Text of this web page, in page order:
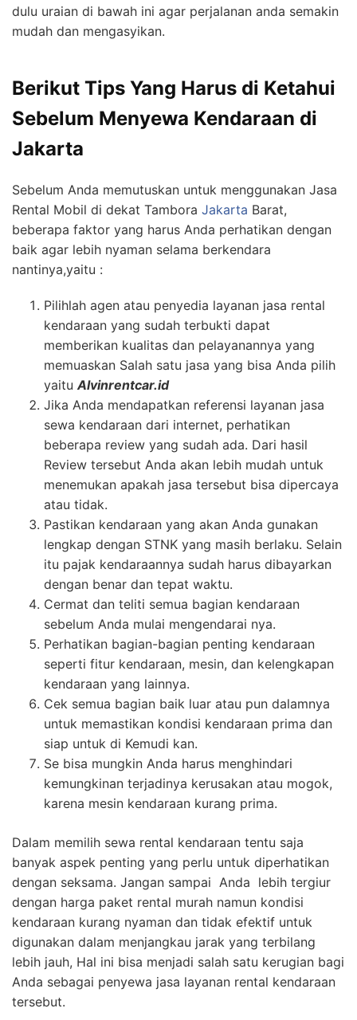
dulu uraian di bawah ini agar perjalanan anda semakin
mudah dan mengasyikan.
Berikut Tips Yang Harus di Ketahui
Sebelum Menyewa Kendaraan di
Jakarta
Sebelum Anda memutuskan untuk menggunakan Jasa
Rental Mobil di dekat Tambora Jakarta Barat,
beberapa faktor yang harus Anda perhatikan dengan
baik agar lebih nyaman selama berkendara
nantinya,yaitu :
Pilihlah agen atau penyedia layanan jasa rental
kendaraan yang sudah terbukti dapat
memberikan kualitas dan pelayanannya yang
memuaskan Salah satu jasa yang bisa Anda pilih
yaitu Alvinrentcar.id
Jika Anda mendapatkan referensi layanan jasa
sewa kendaraan dari internet, perhatikan
beberapa review yang sudah ada. Dari hasil
Review tersebut Anda akan lebih mudah untuk
menemukan apakah jasa tersebut bisa dipercaya
atau tidak.
Pastikan kendaraan yang akan Anda gunakan
lengkap dengan STNK yang masih berlaku. Selain
itu pajak kendaraannya sudah harus dibayarkan
dengan benar dan tepat waktu.
Cermat dan teliti semua bagian kendaraan
sebelum Anda mulai mengendarai nya.
Perhatikan bagian-bagian penting kendaraan
seperti fitur kendaraan, mesin, dan kelengkapan
kendaraan yang lainnya.
Cek semua bagian baik luar atau pun dalamnya
untuk memastikan kondisi kendaraan prima dan
siap untuk di Kemudi kan.
Se bisa mungkin Anda harus menghindari
kemungkinan terjadinya kerusakan atau mogok,
karena mesin kendaraan kurang prima.
Dalam memilih sewa rental kendaraan tentu saja
banyak aspek penting yang perlu untuk diperhatikan
dengan seksama. Jangan sampai Anda lebih tergiur
dengan harga paket rental murah namun kondisi
kendaraan kurang nyaman dan tidak efektif untuk
digunakan dalam menjangkau jarak yang terbilang
lebih jauh, Hal ini bisa menjadi salah satu kerugian bagi
Anda sebagai penyewa jasa layanan rental kendaraan
tersebut.